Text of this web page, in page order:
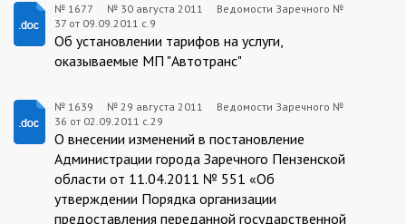
1677:2011-
№ 1677 № 30 августа 2011
Ведомости Заречного №
37 от 09.09.2011 с.9
Об установлении тарифов на услуги,
оказываемые МП "Автотранс"
1639:2011-
№ 1639 № 29 августа 2011
Ведомости Заречного №
36 от 02.09.2011 с.29
О внесении изменений в постановление
Администрации города Заречного Пензенской
области от 11.04.2011 № 551 «Об
утверждении Порядка организации
предоставления переданной государственной